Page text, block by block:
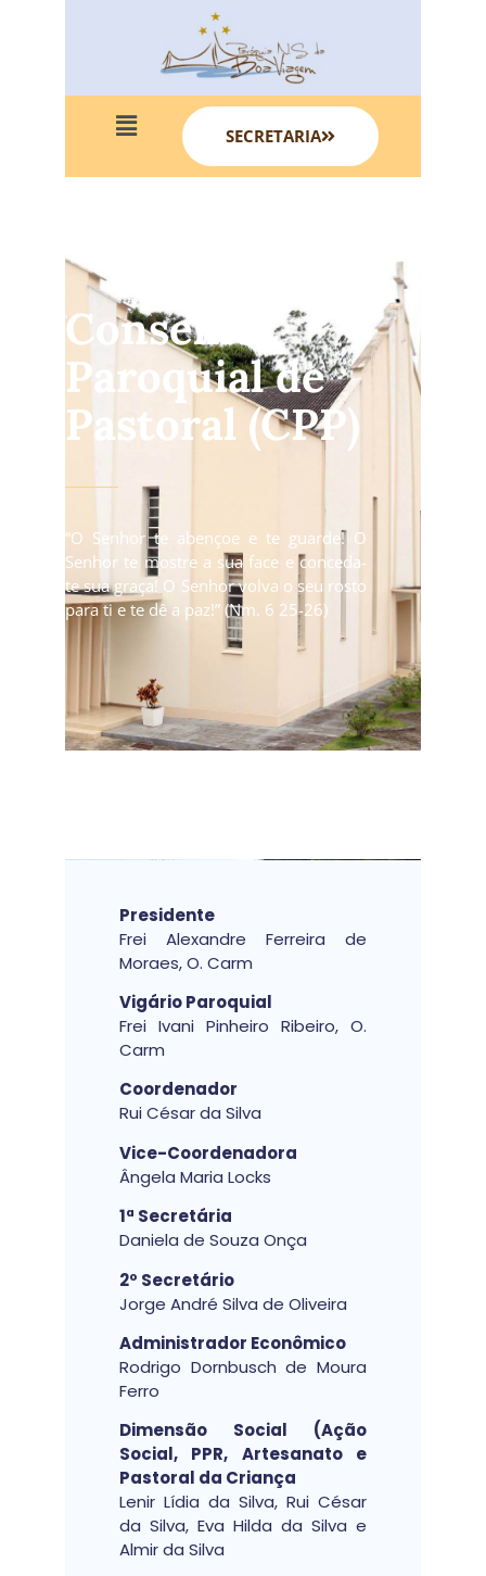
SECRETARIA
Conselho
Paroquial de
Pastoral (CPP)
“O Senhor te abençoe e te guarde! O
Senhor te mostre a sua face e conceda-
te sua graça! O Senhor volva o seu rosto
para ti e te dê a paz!” (Nm. 6 25-26)
Presidente
Frei Alexandre Ferreira de
Moraes, O. Carm
Vigário Paroquial
Frei Ivani Pinheiro Ribeiro, O.
Carm
Coordenador
Rui César da Silva
Vice-Coordenadora
Ângela Maria Locks
1ª Secretária
Daniela de Souza Onça
2º Secretário
Jorge André Silva de Oliveira
Administrador Econômico
Rodrigo Dornbusch de Moura
Ferro
Dimensão Social (Ação
Social, PPR, Artesanato e
Pastoral da Criança
Lenir Lídia da Silva, Rui César
da Silva, Eva Hilda da Silva e
Almir da Silva